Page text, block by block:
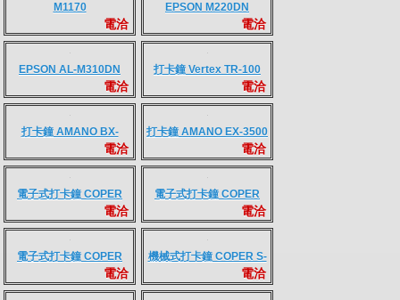
4020SD
電洽
SP311DNw
電洽
SP 330DN
電洽
HL-1110
電洽
HL-1210w
電洽
L2320D
電洽
L2365DW
電洽
L2375DW
電洽
LJ Pro M111w
電洽